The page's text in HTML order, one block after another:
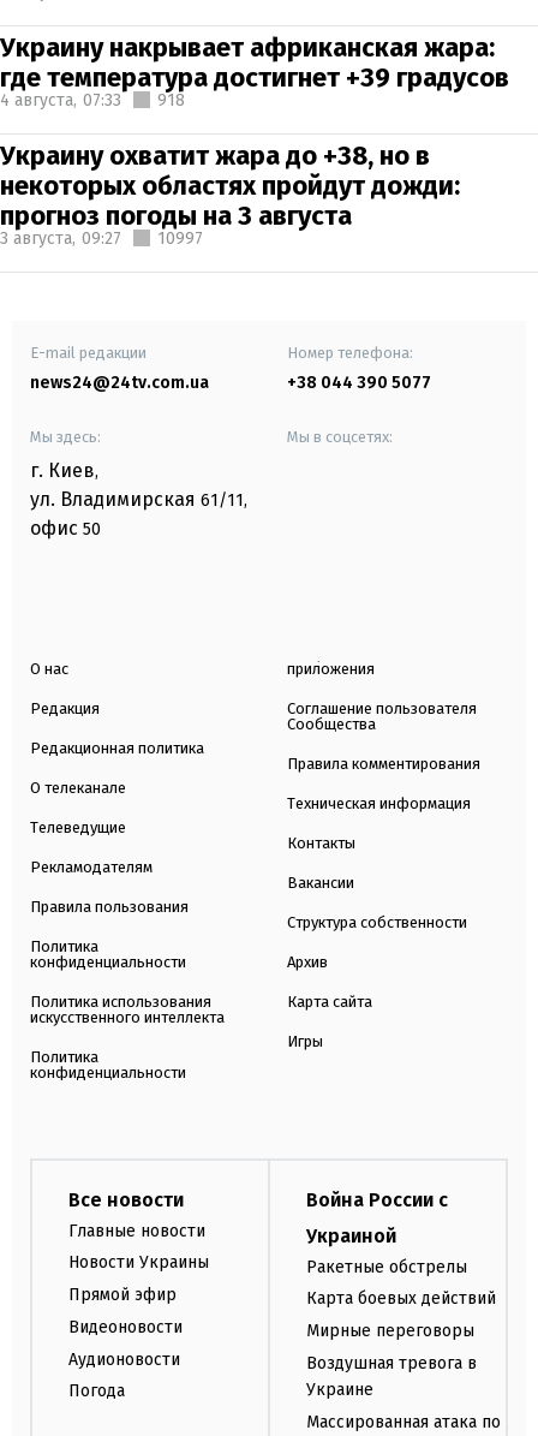
Украину накрывает африканская жара:
где температура достигнет +39 градусов
4 августа, 07:33 918
Украину охватит жара до +38, но в
некоторых областях пройдут дожди:
прогноз погоды на 3 августа
3 августа, 09:27 10997
E-mail редакции
news24@24tv.com.ua
Номер телефона:
+38 044 390 5077
Мы здесь:
г. Киев,
ул. Владимирская 61/11,
офис 50
Мы в соцсетях:
О нас
Редакция
Редакционная политика
О телеканале
Телеведущие
Рекламодателям
Правила пользования
Политика
конфиденциальности
Политика использования
искусственного интеллекта
Политика
конфиденциальности
приложения
Соглашение пользователя
Сообщества
Правила комментирования
Техническая информация
Контакты
Вакансии
Структура собственности
Архив
Карта сайта
Игры
Все новости
Главные новости
Новости Украины
Прямой эфир
Видеоновости
Аудионовости
Погода
Война России с
Украиной
Ракетные обстрелы
Карта боевых действий
Мирные переговоры
Воздушная тревога в
Украине
Массированная атака по